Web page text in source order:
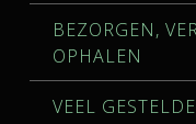
BEZORGEN,
OPHALEN
VEEL